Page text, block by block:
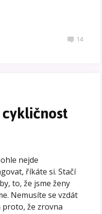
14
nejde
říkáte si. Stačí
to, že jsme ženy
Nemusíte se vzdát
proto, že zrovna